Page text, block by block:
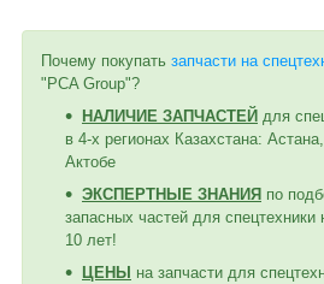
Почему покупать запчасти на
"PCA Group"?
НАЛИЧИЕ ЗАПЧАСТЕЙ для
в 4-х регионах Казахстана:
Актобе
ЭКСПЕРТНЫЕ ЗНАНИЯ по
запасных частей для
10 лет!
ЦЕНЫ на запчасти для